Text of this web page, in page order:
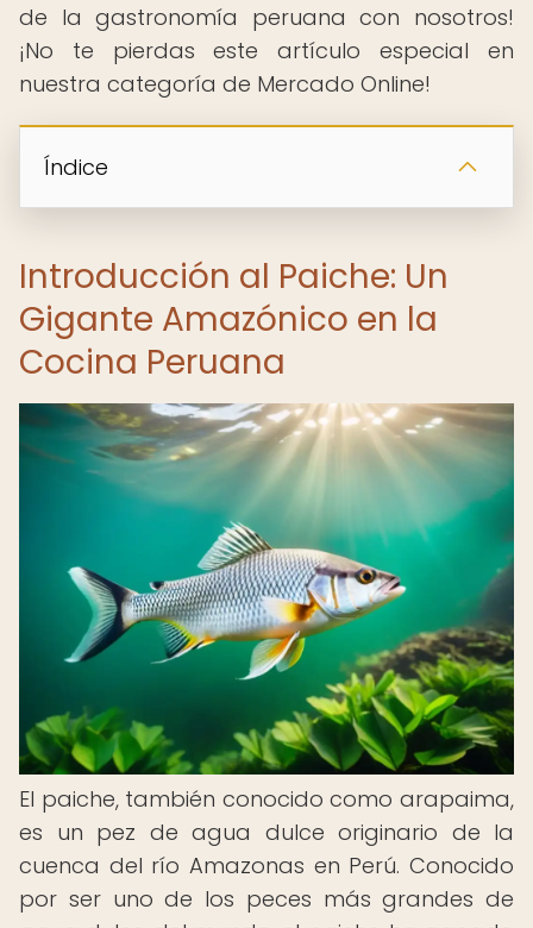
de la gastronomía peruana con nosotros!
¡No te pierdas este artículo especial en
nuestra categoría de Mercado Online!
Índice
Introducción al Paiche: Un
Gigante Amazónico en la
Cocina Peruana
El paiche, también conocido como arapaima,
es un pez de agua dulce originario de la
cuenca del río Amazonas en Perú. Conocido
por ser uno de los peces más grandes de